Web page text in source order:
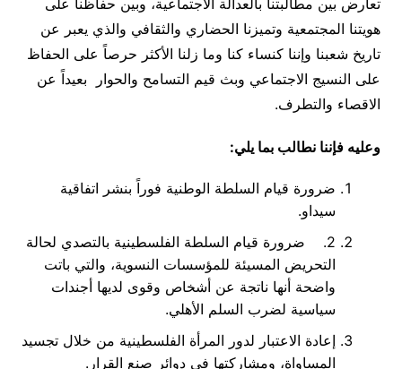
هويتنا المجتمعية وتميزنا الحضاري والثقافي والذي يعبر عن
تاريخ شعبنا وإننا كنساء كنا وما زلنا الأكثر حرصاً على الحفاظ
على النسيج الاجتماعي وبث قيم التسامح والحوار بعيداً عن
الاقصاء والتطرف.
وعليه فإننا نطالب بما يلي:
ضرورة قيام السلطة الوطنية فوراً بنشر اتفاقية
سيداو.
2. ضرورة قيام السلطة الفلسطينية بالتصدي لحالة
التحريض المسيئة للمؤسسات النسوية، والتي باتت
واضحة أنها ناتجة عن أشخاص وقوى لديها أجندات
سياسية لضرب السلم الأهلي.
إعادة الاعتبار لدور المرأة الفلسطينية من خلال تجسيد
المساواة، ومشاركتها في دوائر صنع القرار.